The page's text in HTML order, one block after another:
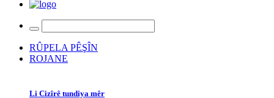
RÛPELA PÊŞÎN
ROJANE
Li Cizîrê tundiya mêr